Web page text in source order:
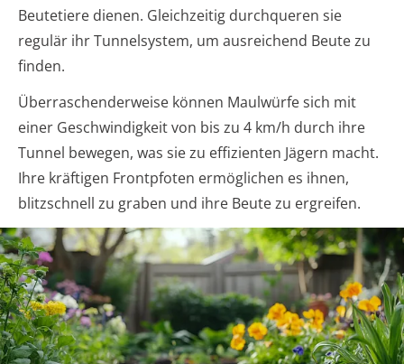
Beutetiere dienen. Gleichzeitig durchqueren sie
regulär ihr Tunnelsystem, um ausreichend Beute zu
finden.
Überraschenderweise können Maulwürfe sich mit
einer Geschwindigkeit von bis zu 4 km/h durch ihre
Tunnel bewegen, was sie zu effizienten Jägern macht.
Ihre kräftigen Frontpfoten ermöglichen es ihnen,
blitzschnell zu graben und ihre Beute zu ergreifen.